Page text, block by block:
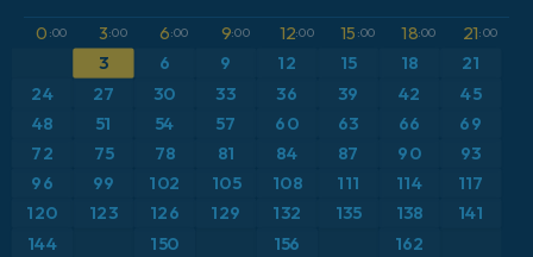
ICON Alemanha 2 km
Caribe
Escandinávia
Anomalia de temperatura a 2 m
Anomalia de temperatura a 850 hPa
CAPE
Ponto de orvalho a 2 m
0 :00 3:00 6:00 9:00 12:00 15 :00 18:00 21:00
3 6 9 12 15 18 21
24 27 30 33 36 39 42
45
48
51 54 57 60 63 66 69
72 75 78 81 84 87 90 93
96 99 102 105 108 111 114 117
120 123 126 129 132 135 138
141
144
150 156
162